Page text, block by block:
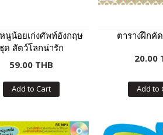
นูน้อยเก่งศัพท์อังกฤษ
ด สัตว์โลกน่ารัก
59.00 THB
Add to Cart
ตารางฝึกคั
20.00
Add to